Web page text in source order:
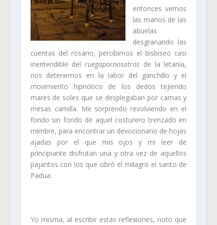
entonces vemos
las manos de las
abuelas
desgranando las
cuentas del rosario, percibimos el bisbiseo casi
inentendible delruegapornosotros de la letanía,
nos detenemos en la labor del ganchillo y el
movimiento hipnótico de los dedos tejiendo
mares de soles que se desplegaban por camas y
mesas camilla. Me sorprendo revolviendo en el
fondo sin fondo de aquel costurero trenzado en
mimbre, para encontrar un devocionario de hojas
ajadas por el que mis ojos y mi leer de
principiante disfrutan una y otra vez de aquellos
pajaritos con los que obró el milagro el santo de
Padua.
Yo misma, al escribir estas reflexiones, noto que